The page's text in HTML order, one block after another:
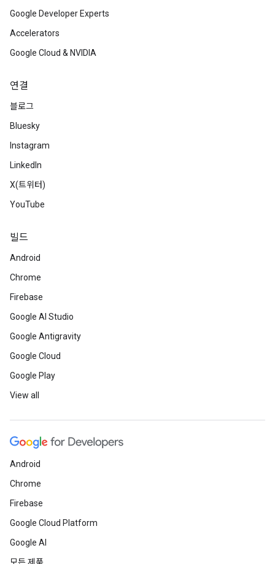
Google Developer Experts
Accelerators
Google Cloud & NVIDIA
연결
블로그
Bluesky
Instagram
LinkedIn
X(트위터)
YouTube
빌드
Android
Chrome
Firebase
Google AI Studio
Google Antigravity
Google Cloud
Google Play
View all
Android
Chrome
Firebase
Google Cloud Platform
Google AI